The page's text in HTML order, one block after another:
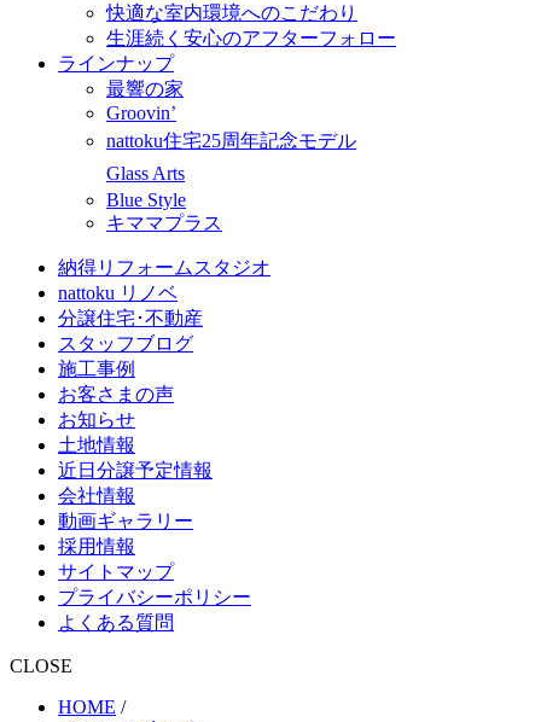
快適な室内環境へのこだわり
生涯続く安心のアフターフォロー
ラインナップ
最響の家
Groovin’
nattoku住宅25周年記念モデル
Glass Arts
Blue Style
キママプラス
納得リフォームスタジオ
nattoku リノベ
分譲住宅･不動産
スタッフブログ
施工事例
お客さまの声
お知らせ
土地情報
近日分譲予定情報
会社情報
動画ギャラリー
採用情報
サイトマップ
プライバシーポリシー
よくある質問
CLOSE
HOME /